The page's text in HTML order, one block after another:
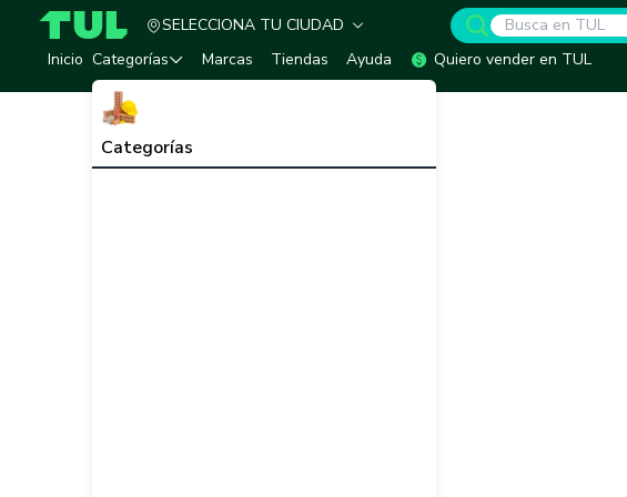
TUL - Tu Marketplace de Construcción
SELECCIONA TU CIUDAD
Inicio Categorías
Categorías
Marcas Tiendas Ayuda Quiero vender en TUL